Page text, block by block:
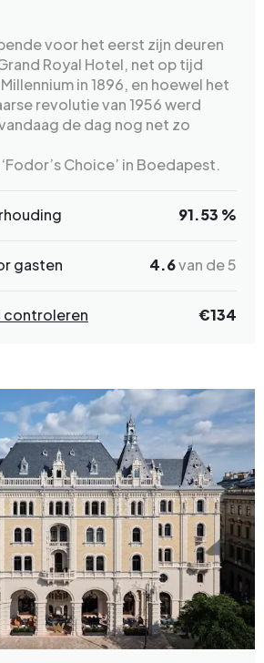
voor het eerst zijn deuren
Royal Hotel, net op tijd
in 1896, en hoewel het
revolutie van 1956 werd
de dag nog net zo
Choice’ in Boedapest.
91.53 %
gasten 4.6van de 5
controleren €134